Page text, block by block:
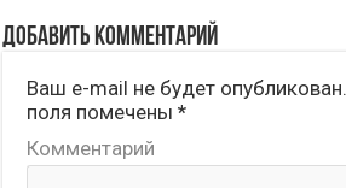
Добавить комментарий
Ваш e-mail не будет опубликован.
поля помечены*
Комментарий